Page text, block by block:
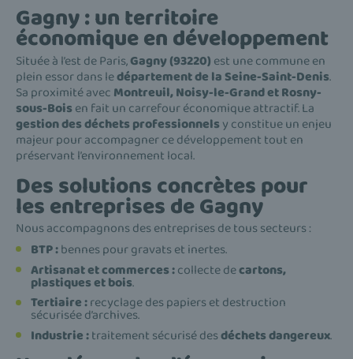
Gagny : un territoire
économique en développement
Située à l’est de Paris,Gagny (93220) est une commune en
plein essor dans ledépartement de la Seine-Saint-Denis.
Sa proximité avec Montreuil, Noisy-le-Grand et Rosny-
sous-Bois en fait un carrefour économique attractif. La
gestion des déchets professionnels y constitue un enjeu
majeur pour accompagner ce développement tout en
préservant l’environnement local.
Des solutions concrètes pour
les entreprises de Gagny
Nous accompagnons des entreprises de tous secteurs :
BTP :bennes pour gravats et inertes.
Artisanat et commerces :collecte decartons,
plastiques et bois.
Tertiaire :recyclage des papiers et destruction
sécurisée d’archives.
Industrie :traitement sécurisé desdéchets dangereux.